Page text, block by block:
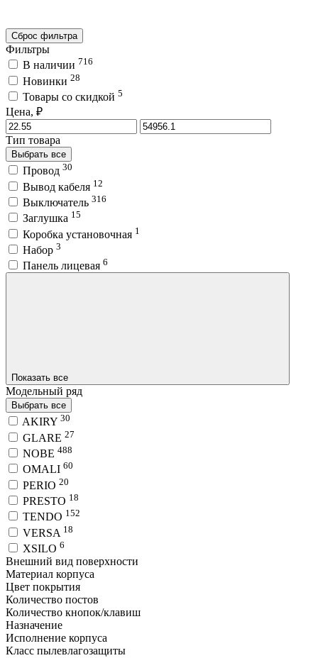
Сброс фильтра
Фильтры
В наличии 716
Новинки 28
Товары со скидкой 5
Цена, ₽
Тип товара
Выбрать все
Провод 30
Вывод кабеля 12
Выключатель 316
Заглушка 15
Коробка установочная 1
Набор 3
Панель лицевая 6
Показать все
Модельный ряд
Выбрать все
AKIRY 30
GLARE 27
NOBE 488
OMALI 60
PERIO 20
PRESTO 18
TENDO 152
VERSA 18
XSILO 6
Внешний вид поверхности
Материал корпуса
Цвет покрытия
Количество постов
Количество кнопок/клавиш
Назначение
Исполнение корпуса
Класс пылевлагозащиты